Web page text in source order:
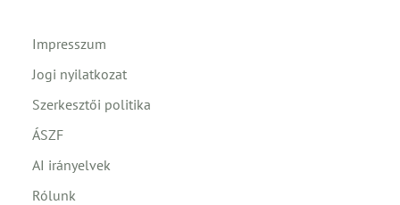
Impresszum
Jogi nyilatkozat
Szerkesztői politika
ÁSZF
AI irányelvek
Rólunk